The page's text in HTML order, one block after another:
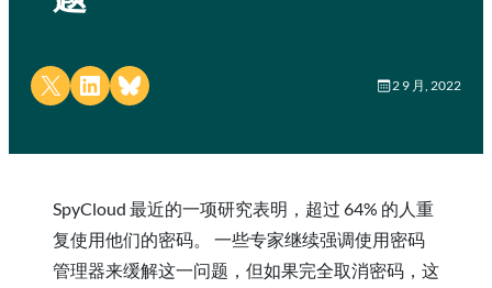
Share on X Share on LinkedIn
Share on Bluesky 2 9 月, 2022
SpyCloud 最近的一项研究表明，超过 64% 的人重
复使用他们的密码。 一些专家继续强调使用密码
管理器来缓解这一问题，但如果完全取消密码，这